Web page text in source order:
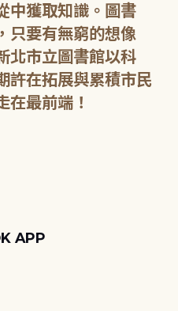
中獲取知識。圖書
只要有無窮的想像
北市立圖書館以科
許在拓展與累積市民
在最前端！
APP